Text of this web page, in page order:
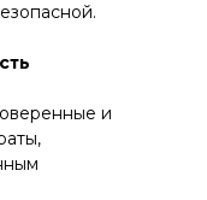
и